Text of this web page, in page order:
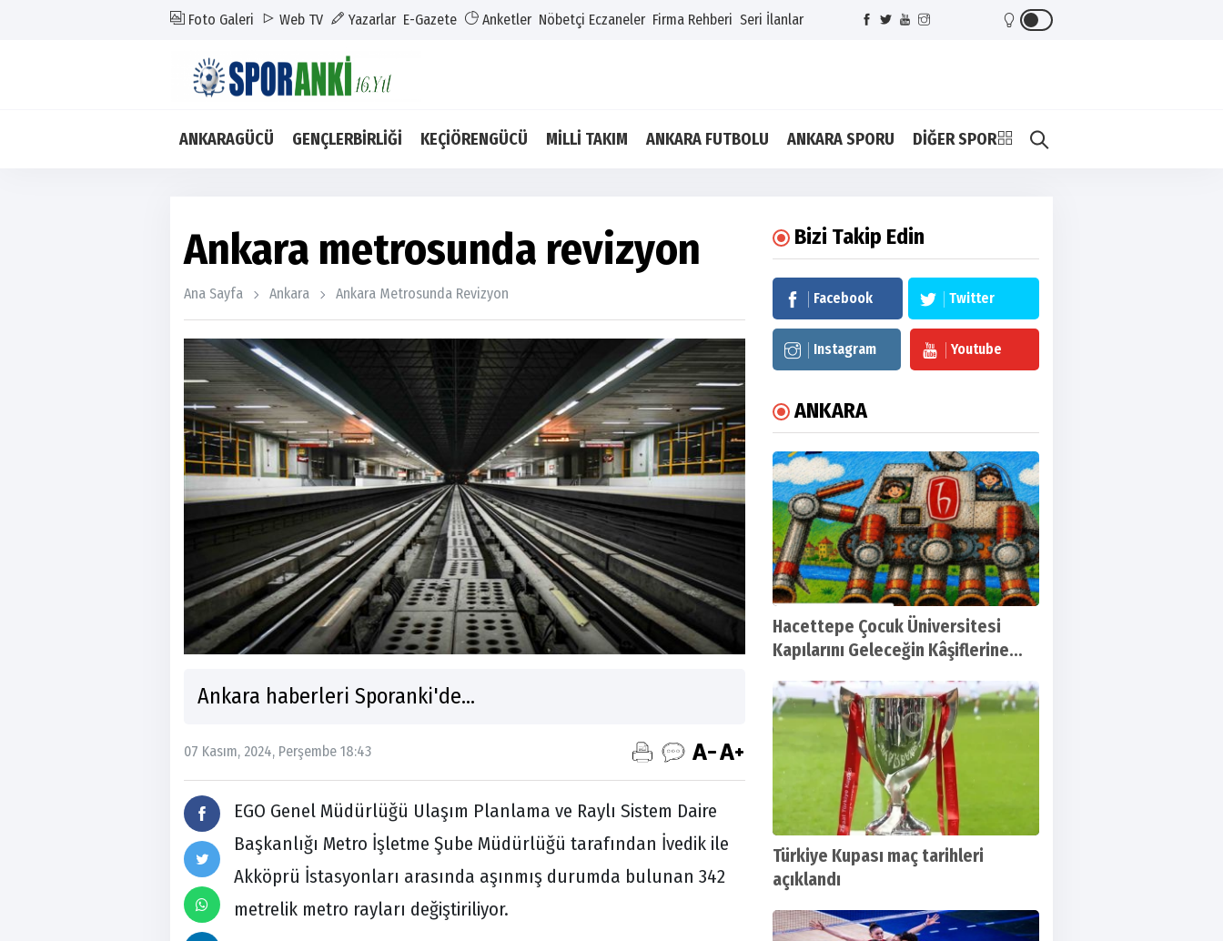
Foto Galeri Web TV Yazarlar E-Gazete Anketler Nöbetçi Eczaneler Firma Rehberi Seri İlanlar
ANKARAGÜCÜ GENÇLERBİRLİĞİ KEÇİÖRENGÜCÜ MİLLİ TAKIM ANKARA FUTBOLU ANKARA SPORU DİĞER SPOR
Ankara metrosunda revizyon
Ana Sayfa Ankara Ankara Metrosunda Revizyon
Ankara haberleri Sporanki'de...
07 Kasım, 2024, Perşembe 18:43
EGO Genel Müdürlüğü Ulaşım Planlama ve Raylı Sistem Daire
Başkanlığı Metro İşletme Şube Müdürlüğü tarafından İvedik ile
Akköprü İstasyonları arasında aşınmış durumda bulunan 342
metrelik metro rayları değiştiriliyor.
Bizi Takip Edin
Facebook Twitter
Instagram Youtube
ANKARA
Hacettepe Çocuk Üniversitesi
Kapılarını Geleceğin Kâşiflerine
Türkiye Kupası maç tarihleri
açıklandı